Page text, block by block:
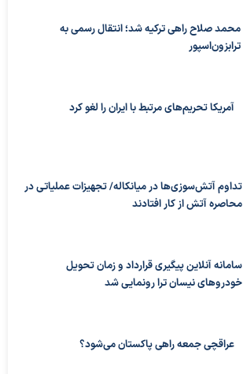
محمد صلاح راهی ترکیه شد؛ انتقال رسمی به
ترابزون‌اسپور
آمریکا تحریم‌های مرتبط با ایران را لغو کرد
تداوم آتش‌سوزی‌ها در میانکاله/ تجهیزات عملیاتی در
محاصره آتش از کار افتادند
سامانه آنلاین پیگیری قرارداد‌ و زمان تحویل
خودرو‌های نیسان ترا رونمایی شد
عراقچی جمعه راهی پاکستان می‌شود؟